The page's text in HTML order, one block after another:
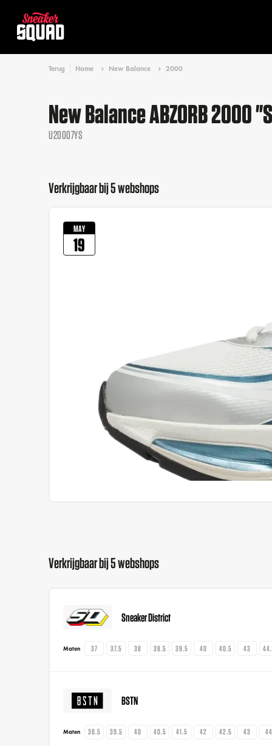
Terug Home New Balance 2000
New Balance ABZORB 2000
U20007YS
Verkrijgbaar bij 5 webshops
MAY
19
Verkrijgbaar bij 5 webshops
Sneaker District
Maten 37 37.5 38 38.5 39.5 40 40.5 43
BSTN
Maten 38.5 39.5 40 40.5 41.5 42 42.5 43 44